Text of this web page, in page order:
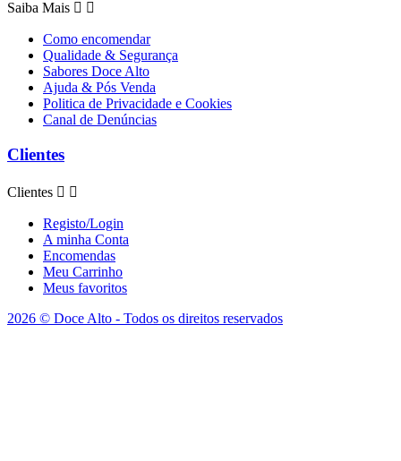
Saiba Mais  
Como encomendar
Qualidade & Segurança
Sabores Doce Alto
Ajuda & Pós Venda
Politica de Privacidade e Cookies
Canal de Denúncias
Clientes
Clientes  
Registo/Login
A minha Conta
Encomendas
Meu Carrinho
Meus favoritos
2026 © Doce Alto - Todos os direitos reservados